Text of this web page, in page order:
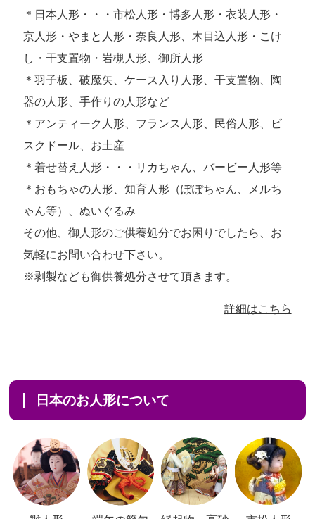
＊日本人形・・・市松人形・博多人形・衣装人形・
京人形・やまと人形・奈良人形、木目込人形・こけ
し・干支置物・岩槻人形、御所人形
＊羽子板、破魔矢、ケース入り人形、干支置物、陶
器の人形、手作りの人形など
＊アンティーク人形、フランス人形、民俗人形、ビ
スクドール、お土産
＊着せ替え人形・・・リカちゃん、バービー人形等
＊おもちゃの人形、知育人形（ぽぽちゃん、メルち
ゃん等）、ぬいぐるみ
その他、御人形のご供養処分でお困りでしたら、お
気軽にお問い合わせ下さい。
※剥製なども御供養処分させて頂きます。
詳細はこちら
日本のお人形について